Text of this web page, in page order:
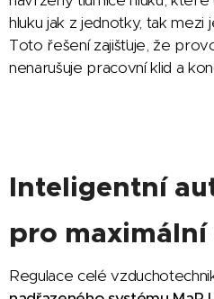
hluku jak z jednotky, tak mezi
Toto řešení zajišťuje, že
nenarušuje pracovní klid a
Inteligentní
pro
Regulace celé